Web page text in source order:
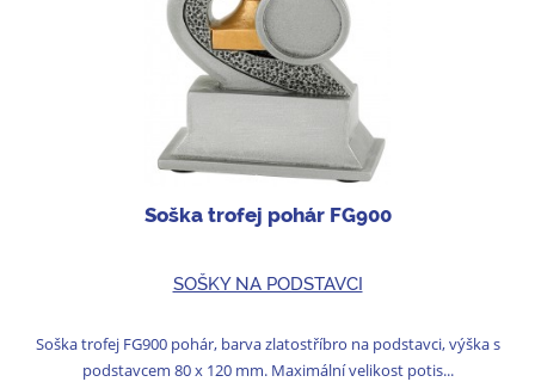
Soška trofej pohár FG900
SOŠKY NA PODSTAVCI
Soška trofej FG900 pohár, barva zlatostříbro na podstavci, výška s
podstavcem 80 x 120 mm. Maximální velikost potis...